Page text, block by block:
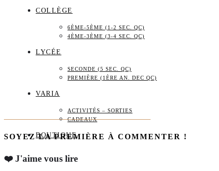
COLLÈGE
6ÈME-5ÈME (1-2 SEC. QC)
4ÈME-3ÈME (3-4 SEC. QC)
LYCÉE
SECONDE (5 SEC. QC)
PREMIÈRE (1ÈRE AN. DEC QC)
VARIA
ACTIVITÉS – SORTIES
CADEAUX
BOUTIQUE
SOYEZ LA PREMIÈRE À COMMENTER !
❤️ J'aime vous lire